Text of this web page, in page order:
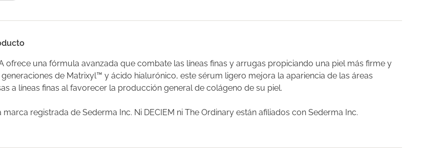
ofrece una fórmula avanzada que combate las líneas finas y arrugas propiciando una piel más firme y
generaciones de Matrixyl™ y ácido hialurónico, este sérum ligero mejora la apariencia de las áreas
a líneas finas al favorecer la producción general de colágeno de su piel.
registrada de Sederma Inc. Ni DECIEM ni The Ordinary están afiliados con Sederma Inc.